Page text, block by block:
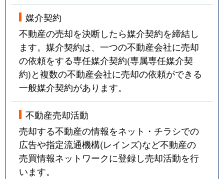
媒介契約
不動産の売却を決断したら媒介契約を締結し
ます。媒介契約は、一つの不動産会社に売却
の依頼をする専任媒介契約(専属専任媒介契
約)と複数の不動産会社に売却の依頼ができる
一般媒介契約があります。
不動産売却活動
売却する不動産の情報をネット・チラシでの
広告や指定流通機構(レインズ)など不動産の
売買情報ネットワークに登録し売却活動を行
います。